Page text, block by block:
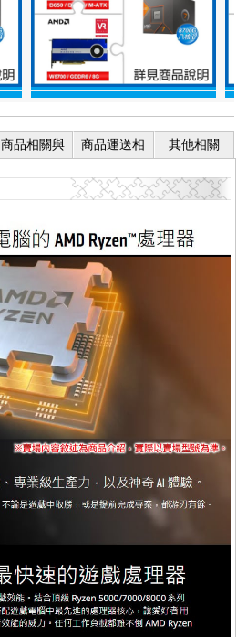
商品相關與
商品運送相
其他相關